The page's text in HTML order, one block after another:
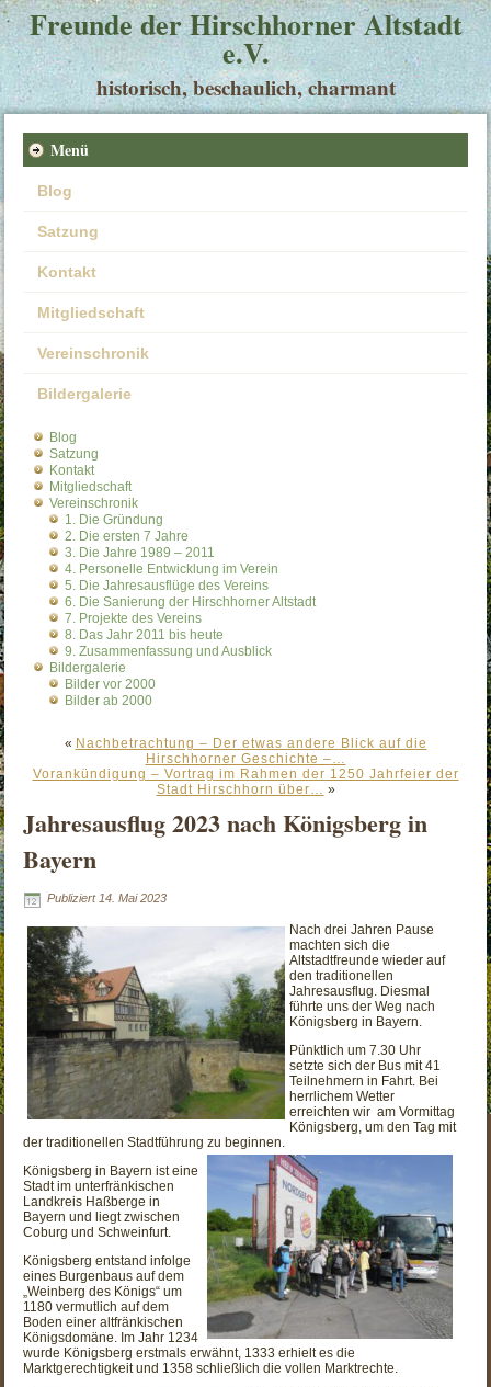
Freunde der Hirschhorner Altstadt
e.V.
historisch, beschaulich, charmant
Menü
Blog
Satzung
Kontakt
Mitgliedschaft
Vereinschronik
Bildergalerie
Blog
Satzung
Kontakt
Mitgliedschaft
Vereinschronik
1. Die Gründung
2. Die ersten 7 Jahre
3. Die Jahre 1989 – 2011
4. Personelle Entwicklung im Verein
5. Die Jahresausflüge des Vereins
6. Die Sanierung der Hirschhorner Altstadt
7. Projekte des Vereins
8. Das Jahr 2011 bis heute
9. Zusammenfassung und Ausblick
Bildergalerie
Bilder vor 2000
Bilder ab 2000
« Nachbetrachtung – Der etwas andere Blick auf die
Hirschhorner Geschichte –…
Vorankündigung – Vortrag im Rahmen der 1250 Jahrfeier der
Stadt Hirschhorn über… »
Jahresausflug 2023 nach Königsberg in
Bayern
Publiziert 14. Mai 2023
Nach drei Jahren Pause
machten sich die
Altstadtfreunde wieder auf
den traditionellen
Jahresausflug. Diesmal
führte uns der Weg nach
Königsberg in Bayern.
Pünktlich um 7.30 Uhr
setzte sich der Bus mit 41
Teilnehmern in Fahrt. Bei
herrlichem Wetter
erreichten wir am Vormittag
Königsberg, um den Tag mit
der traditionellen Stadtführung zu beginnen.
Königsberg in Bayern ist eine
Stadt im unterfränkischen
Landkreis Haßberge in
Bayern und liegt zwischen
Coburg und Schweinfurt.
Königsberg entstand infolge
eines Burgenbaus auf dem
„Weinberg des Königs“ um
1180 vermutlich auf dem
Boden einer altfränkischen
Königsdomäne. Im Jahr 1234
wurde Königsberg erstmals erwähnt, 1333 erhielt es die
Marktgerechtigkeit und 1358 schließlich die vollen Marktrechte.